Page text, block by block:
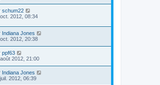
schum22
2012, 08:34
Indiana Jones
2012, 20:38
ppf63
2012, 21:00
Indiana Jones
2012, 06:39